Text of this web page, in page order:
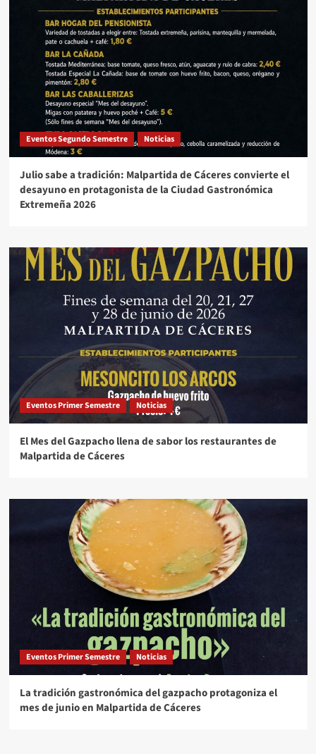
Eventos Segundo Semestre Noticias
Julio sabe a tradición: Malpartida de Cáceres convierte el
desayuno en protagonista de la Ciudad Gastronómica
Extremeña 2026
Eventos Primer Semestre Noticias
El Mes del Gazpacho llena de sabor los restaurantes de
Malpartida de Cáceres
Eventos Primer Semestre Noticias
La tradición gastronómica del gazpacho protagoniza el
mes de junio en Malpartida de Cáceres